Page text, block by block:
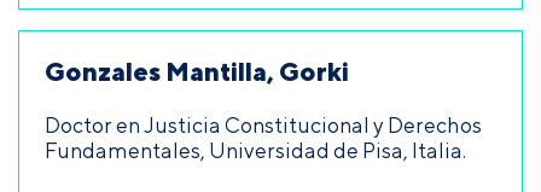
Gonzales Mantilla, Gorki
Doctor en Justicia Constitucional y Derechos
Fundamentales, Universidad de Pisa, Italia.